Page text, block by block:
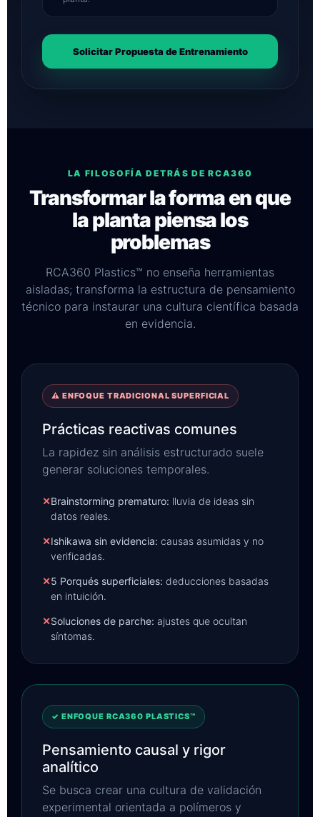
Solicitar Propuesta de Entrenamiento
LA FILOSOFÍA DETRÁS DE RCA360
Transformar la forma en que
la planta piensa los
problemas
RCA360 Plastics™ no enseña herramientas
aisladas; transforma la estructura de pensamiento
técnico para instaurar una cultura científica basada
en evidencia.
⚠ ENFOQUE TRADICIONAL SUPERFICIAL
Prácticas reactivas comunes
La rapidez sin análisis estructurado suele
generar soluciones temporales.
✕Brainstorming prematuro: lluvia de ideas sin
datos reales.
✕Ishikawa sin evidencia: causas asumidas y no
verificadas.
✕5 Porqués superficiales: deducciones basadas
en intuición.
✕Soluciones de parche: ajustes que ocultan
síntomas.
✓ ENFOQUE RCA360 PLASTICS™
Pensamiento causal y rigor
analítico
Se busca crear una cultura de validación
experimental orientada a polímeros y